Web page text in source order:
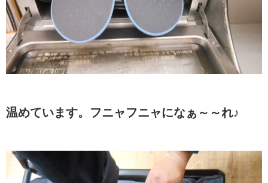
温めています。フニャフニャになぁ～～れ♪